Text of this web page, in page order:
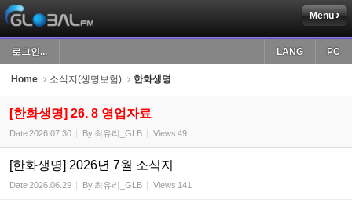
Menu
로그인... PC
LANG
Home 소식지(생명보험) 한화생명
[한화생명] 26. 8 영업자료
Date2026.07.30 By 최유리_GLB Views 49
[한화생명] 2026년 7월 소식지
Date2026.06.29 By 최유리_GLB Views 141
Sketchbook5, 스케치북5
Sketchbook5, 스케치북5